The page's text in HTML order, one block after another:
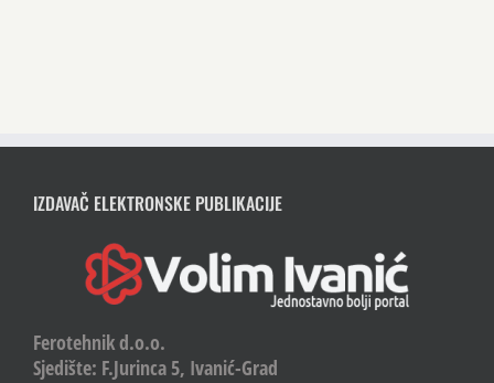
IZDAVAČ ELEKTRONSKE PUBLIKACIJE
Ferotehnik d.o.o.
Sjedište: F.Jurinca 5, Ivanić-Grad